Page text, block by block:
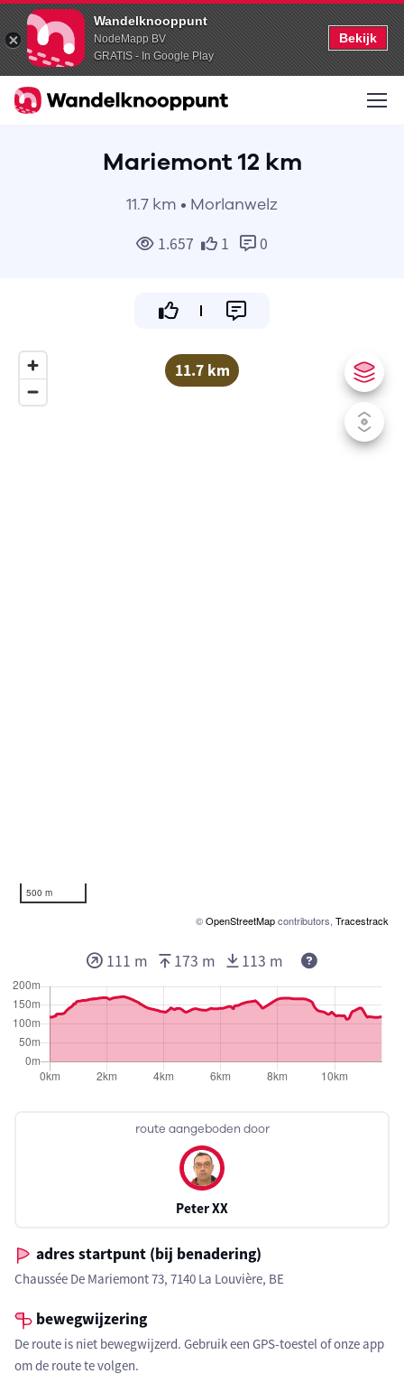
Wandelknooppunt
NodeMapp BV
GRATIS - In Google Play
Bekijk
Mariemont 12 km
11.7 km • Morlanwelz
1.657 1 0
11.7 km
500 m
©OpenStreetMapcontributors, Tracestrack
route aangeboden door
Peter XX
adres startpunt (bij benadering)
Chaussée De Mariemont 73, 7140 La Louvière, BE
bewegwijzering
De route is niet bewegwijzerd. Gebruik een GPS-toestel of onze app
om de route te volgen.
111 m 173 m 113 m